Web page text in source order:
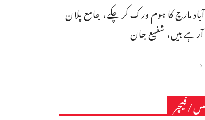
مارچ کا ہوم ورک کر چکے، جامع پلان
ہیں، شفیع جان
فیچر